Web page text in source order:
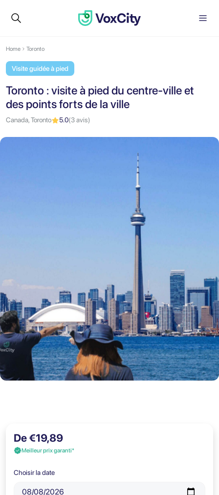
Home Toronto
Visite guidée à pied
Toronto : visite à pied du centre-ville et
des points forts de la ville
Canada, Toronto 5.0(3 avis)
De €19,89
Meilleur prix garanti*
Choisir la date